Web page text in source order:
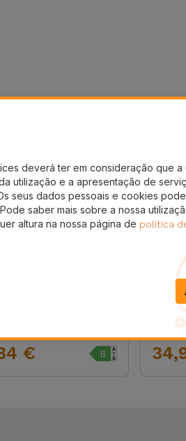
€
deverá ter em consideração que a
utilização e a apresentação de
seus dados pessoais e cookies
saber mais sobre a nossa
altura na nossa página de política